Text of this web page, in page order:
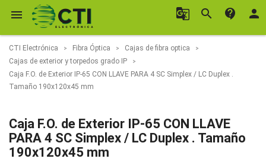
 g_translate search contact_support person
CTI Electrónica Fibra Óptica
Cajas de fibra optica
Cajas de exterior y torpedos grado IP
Caja F.O. de Exterior IP-65 CON LLAVE PARA 4 SC Simplex / LC Duplex .
Tamaño 190x120x45 mm
Caja F.O. de Exterior IP-65 CON LLAVE
PARA 4 SC Simplex / LC Duplex . Tamaño
190x120x45 mm